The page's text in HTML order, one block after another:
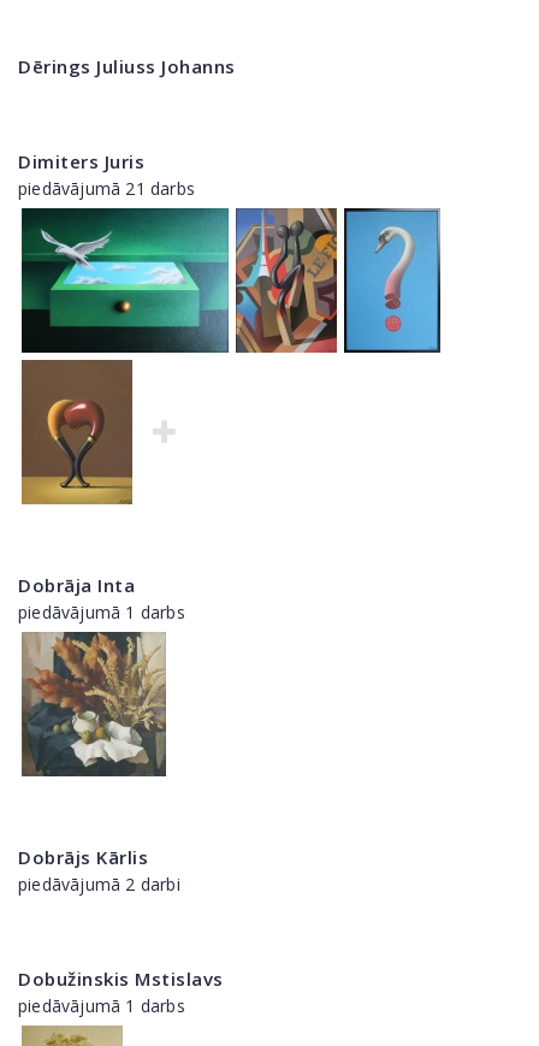
Dērings Juliuss Johanns
Dimiters Juris
piedāvājumā 21 darbs
Dobrāja Inta
piedāvājumā 1 darbs
Dobrājs Kārlis
piedāvājumā 2 darbi
Dobužinskis Mstislavs
piedāvājumā 1 darbs